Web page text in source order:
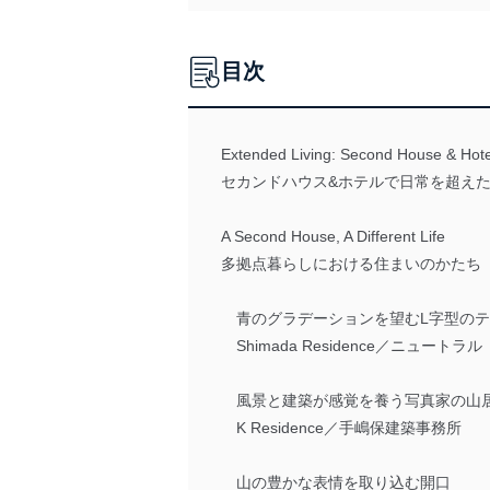
目次
Extended Living: Second House &
セカンドハウス&ホテルで日常を超え
A Second House, A Different Life
多拠点暮らしにおける住まいのかたち
青のグラデーションを望むL字型の
Shimada Residence／ニュートラル
風景と建築が感覚を養う写真家の山
K Residence／手嶋保建築事務所
山の豊かな表情を取り込む開口